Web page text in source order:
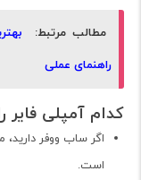
مطالب مرتبط:
راهنمای عملی
کدام آمپلی فایر
اگر ساب ووفر دارید،
است.